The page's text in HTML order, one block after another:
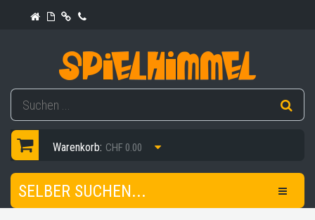
Warenkorb: CHF 0.00
SELBER SUCHEN...